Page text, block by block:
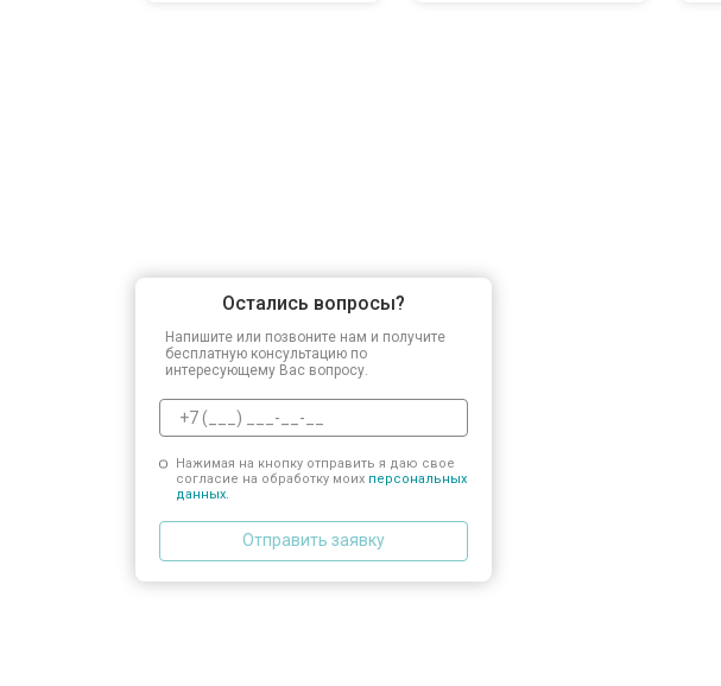
Остались вопросы?
Напишите или позвоните нам и получите
бесплатную консультацию по
интересующему Вас вопросу.
Нажимая на кнопку отправить я даю свое
согласие на обработку моих персональных
данных.
Отправить заявку